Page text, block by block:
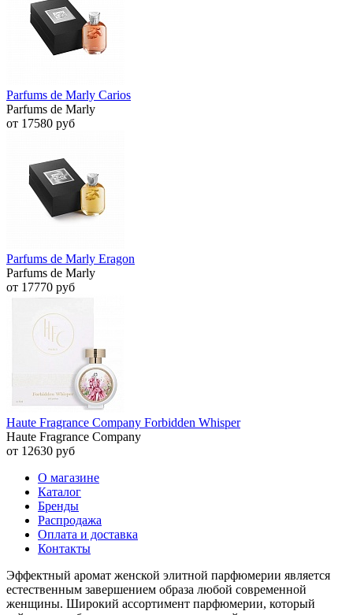
Parfums de Marly Carios
Parfums de Marly
от 17580 руб
Parfums de Marly Eragon
Parfums de Marly
от 17770 руб
Haute Fragrance Company Forbidden Whisper
Haute Fragrance Company
от 12630 руб
О магазине
Каталог
Бренды
Распродажа
Оплата и доставка
Контакты
Эффектный аромат женской элитной парфюмерии является
естественным завершением образа любой современной
женщины. Широкий ассортимент парфюмерии, который